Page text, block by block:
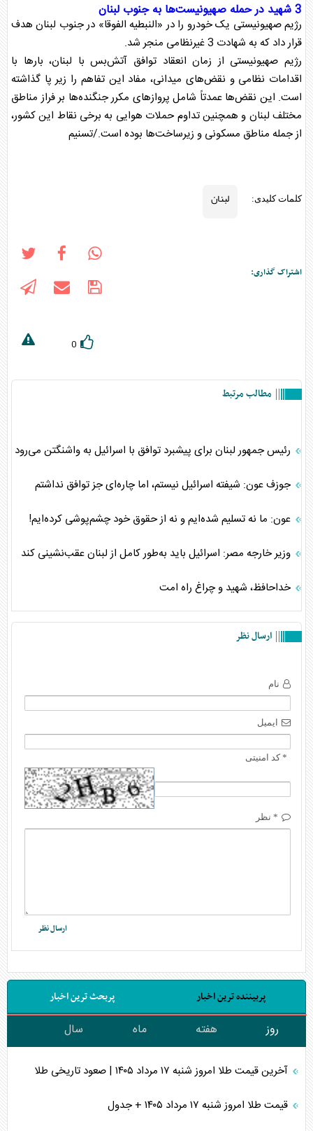
3 شهید در حمله صهیونیست‌ها به جنوب لبنان
رژیم صهیونیستی یک خودرو را در «النبطیه الفوقا» در جنوب لبنانهدف
قرار داد که به شهادت 3 غیرنظامی منجر شد.
رژیم صهیونیستی از زمان انعقاد توافق آتش‌بس با لبنان، بارها با
اقدامات نظامی و نقض‌های میدانی، مفاد این تفاهم را زیر پا گذاشته
است. این نقض‌ها عمدتاً شامل پروازهای مکرر جنگنده‌ها بر فراز مناطق
مختلف لبنان و همچنین تداوم حملات هوایی به برخی نقاط این کشور،
از جمله مناطق مسکونی و زیرساخت‌ها بوده است./تسنیم
کلمات کلیدی: لبنان
اشتراک گذاری:
0
مطالب مرتبط
رئیس جمهور لبنان برای پیشبرد توافق با اسرائیل به واشنگتن می‌رود
جوزف عون: شیفته اسرائیل نیستم، اما چاره‌ای جز توافق نداشتم
عون: ما نه تسلیم شده‌ایم و نه از حقوق خود چشم‌پوشی کرده‌ایم!
وزیر خارجه مصر: اسرائیل باید به‌طور کامل از لبنان عقب‌نشینی کند
خداحافظ، شهید و چراغ راه امت
ارسال نظر
نام
ایمیل
* کد امنیتی
* نظر
پربیننده ترین اخبار پربحث ترین اخبار
روز هفته ماه سال
آخرین قیمت طلا امروز شنبه ۱۷ مرداد ۱۴۰۵ | صعود تاریخی طلا
قیمت طلا امروز شنبه ۱۷ مرداد ۱۴۰۵ + جدول